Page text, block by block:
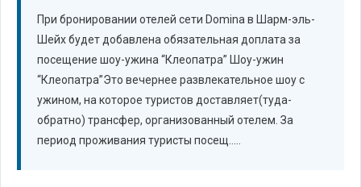
При бронировании отелей сети Domina в Шарм-эль-
Шейх будет добавлена обязательная доплата за
посещение шоу-ужина “Клеопатра” Шоу-ужин
“Клеопатра”Это вечернее развлекательное шоу с
ужином, на которое туристов доставляет(туда-
обратно) трансфер, организованный отелем. За
период проживания туристы посещ.....